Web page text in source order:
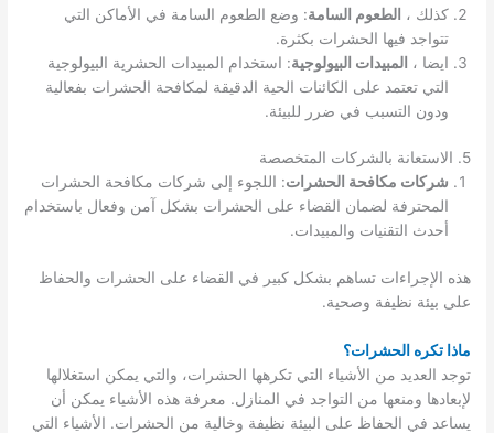
كذلك ، الطعوم السامة: وضع الطعوم السامة في الأماكن التي
تتواجد فيها الحشرات بكثرة.
ايضا ، المبيدات البيولوجية: استخدام المبيدات الحشرية البيولوجية
التي تعتمد على الكائنات الحية الدقيقة لمكافحة الحشرات بفعالية
ودون التسبب في ضرر للبيئة.
5. الاستعانة بالشركات المتخصصة
شركات مكافحة الحشرات: اللجوء إلى شركات مكافحة الحشرات
المحترفة لضمان القضاء على الحشرات بشكل آمن وفعال باستخدام
أحدث التقنيات والمبيدات.
هذه الإجراءات تساهم بشكل كبير في القضاء على الحشرات والحفاظ
على بيئة نظيفة وصحية.
ماذا تكره الحشرات؟
توجد العديد من الأشياء التي تكرهها الحشرات، والتي يمكن استغلالها
لإبعادها ومنعها من التواجد في المنازل. معرفة هذه الأشياء يمكن أن
يساعد في الحفاظ على البيئة نظيفة وخالية من الحشرات. الأشياء التي